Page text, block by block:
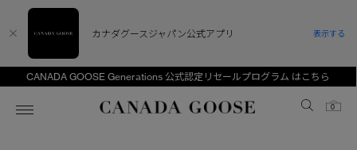
CANADA GOOSE Generations 公式認定リセールプログラム はこちら
Canada Goose
0
カナダグースジャパン公式アプリ 表示する